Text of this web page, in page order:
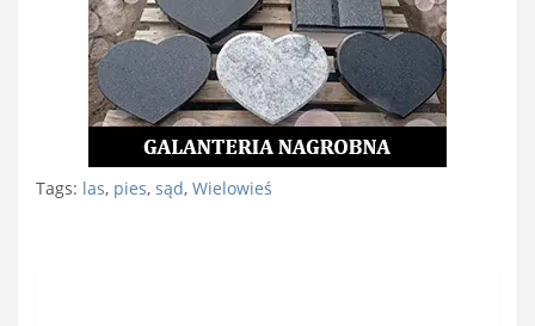
Tags: las, pies, sąd, Wielowieś